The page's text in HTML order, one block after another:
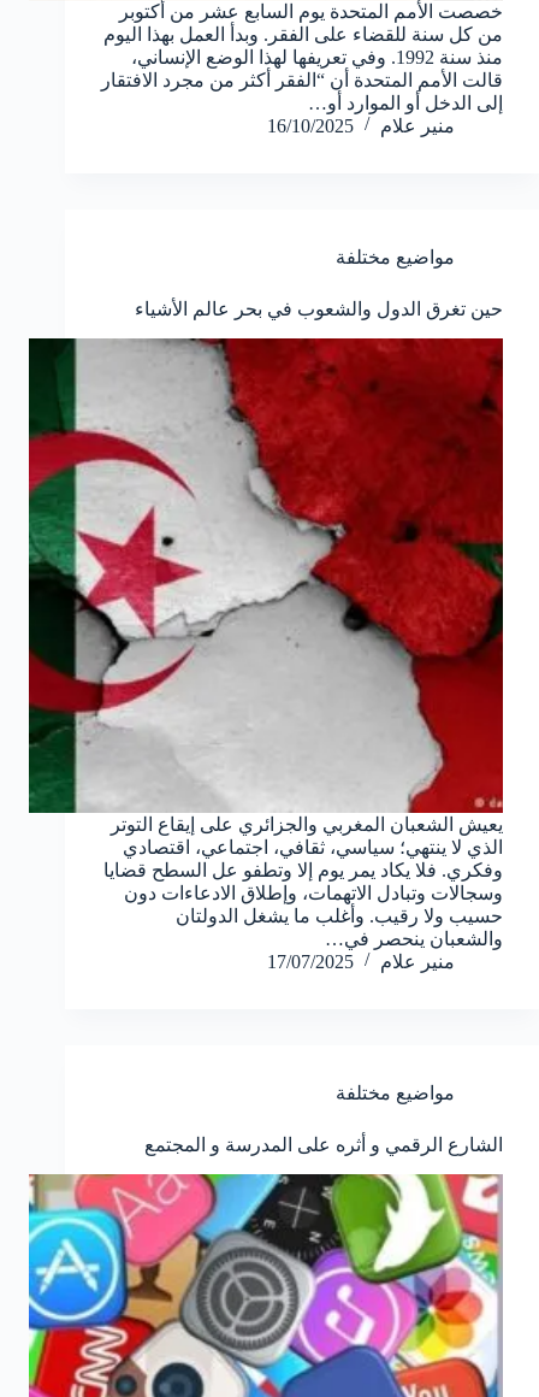
خصصت الأمم المتحدة يوم السابع عشر من أكتوبر
من كل سنة للقضاء على الفقر. وبدأ العمل بهذا اليوم
منذ سنة 1992. وفي تعريفها لهذا الوضع الإنساني،
قالت الأمم المتحدة أن “الفقر أكثر من مجرد الافتقار
إلى الدخل أو الموارد أو…
منير علام
16/10/2025
مواضيع مختلفة
حين تغرق الدول والشعوب في بحر عالم الأشياء
يعيش الشعبان المغربي والجزائري على إيقاع التوتر
الذي لا ينتهي؛ سياسي، ثقافي، اجتماعي، اقتصادي
وفكري. فلا يكاد يمر يوم إلا وتطفو عل السطح قضايا
وسجالات وتبادل الاتهمات، وإطلاق الادعاءات دون
حسيب ولا رقيب. وأغلب ما يشغل الدولتان
والشعبان ينحصر في…
منير علام
17/07/2025
مواضيع مختلفة
الشارع الرقمي و أثره على المدرسة و المجتمع